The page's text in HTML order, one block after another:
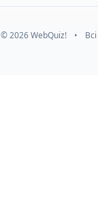
© 2026 WebQuiz! •